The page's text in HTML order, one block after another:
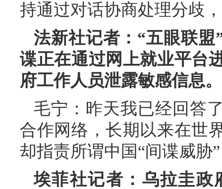
持通过对话协商处理分歧
法新社记者：“五眼联
谍正在通过网上就业平台
府工作人员泄露敏感信息
毛宁：昨天我已经回答
合作网络，长期以来在世
却指责所谓中国“间谍威胁
埃菲社记者：乌拉圭政